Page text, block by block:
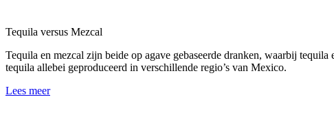
Tequila versus Mezcal
Tequila en mezcal zijn beide op agave gebaseerde dranken, waarbij
tequila allebei geproduceerd in verschillende regio’s van Mexico.
Lees meer